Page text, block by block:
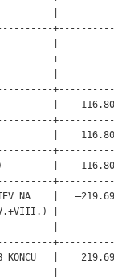
|
|
|
|
|
|
NA    |
|
|
KONCU   |
|